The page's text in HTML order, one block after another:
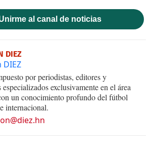
al canal de noticias
DIEZ
DIEZ
por periodistas, editores y
especializados exclusivamente en el área
un conocimiento profundo del fútbol
internacional.